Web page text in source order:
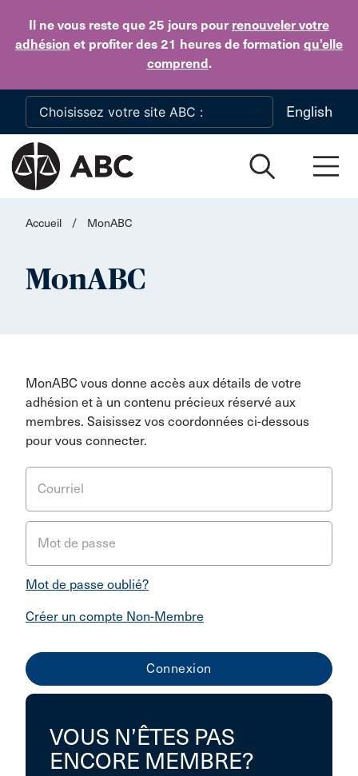
Il ne vous reste que 25 jours pour renouveler votre
adhésion et profiter des 21 heures de formation qu’elle
comprend.
Skip to main content
English
Accueil / MonABC
MonABC
MonABC vous donne accès aux détails de votre
adhésion et à un contenu précieux réservé aux
membres. Saisissez vos coordonnées ci-dessous
pour vous connecter.
Courriel
Mot de passe
Mot de passe oublié?
Créer un compte Non-Membre
VOUS N’ÊTES PAS
ENCORE MEMBRE?